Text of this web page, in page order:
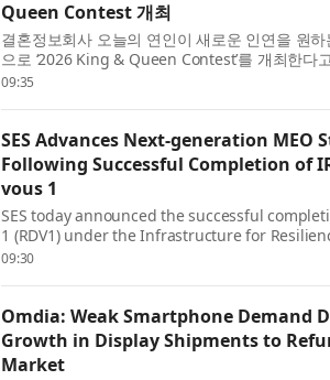
Queen Contest 개최
결혼정보회사 오늘의 연인이 새로운 인연을 원
으로 ‘2026 King & Queen Contest’를 개최한다
는 기존의 프로필 중심 1:1 소개팅과 결혼정보회
09:35
SES Advances Next-generation MEO
Following Successful Completion of
vous 1
SES today announced the successful
1 (RDV1) under the Infrastructure for
Interconnectivity and Security by Satellite
09:30
Omdia: Weak Smartphone Demand
Growth in Display Shipments to
Market